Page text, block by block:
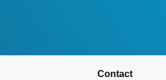
Contact